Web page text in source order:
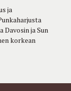
ja
ja Sun
korkean